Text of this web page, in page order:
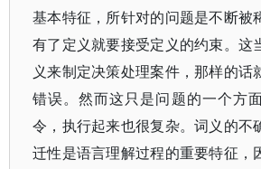
基本特征，所针对的问题是不断被
有了定义就要接受定义的约束。这
义来制定决策处理案件，那样的话
错误。然而这只是问题的一个方
令，执行起来也很复杂。词义的不
迁性是语言理解过程的重要特征，